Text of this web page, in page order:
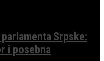
Srpske:
i posebna